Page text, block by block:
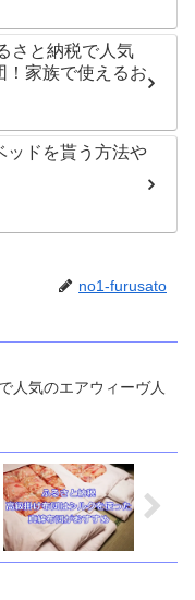
さと納税で人気
！家族で使えるお
ッドを貰う方法や
no1-furusato
人気のエアウィーヴ人